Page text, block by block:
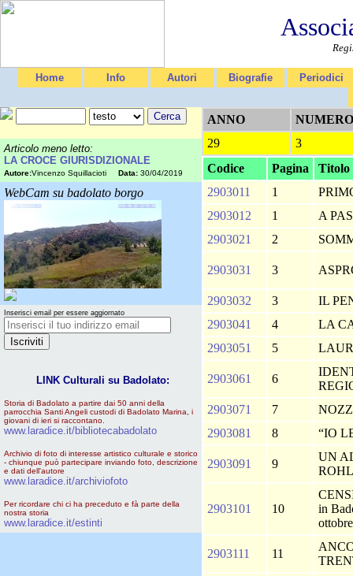
Home Info Autori Biografie Periodici
Articolo meno letto:
LA CROCE GIURISDIZIONALE
Autore:Vincenzo Squillacioti Data: 30/04/2019
WebCam su badolato borgo
Inserisci email per essere aggiornato
LINK Culturali su Badolato:
Storia di Badolato a partire dai 50 anni della
parrocchia Santi Angeli custodi di Badolato Marina, i
giovani di ieri si raccontano.
www.laradice.it/bibliotecabadolato
Archivio di foto di interesse artistico culturale e storico
- chiunque può partecipare inviando foto, descrizione
e dati dell'autore
www.laradice.it/archiviofoto
Per ricordare chi ci ha preceduto e fà parte della
nostra storia
www.laradice.it/estinti
ANNO
NUMERO
29
3
Codice
Pagina
Titolo
2903011
1
2903012
1
A
2903021
2
2903031 3
2903032 3
IL
2903041
4
LA
2903051
5
2903061 6
2903071
7
2903081
8 “IO
2903091 9
UN
2903101 10
in
2903111 11